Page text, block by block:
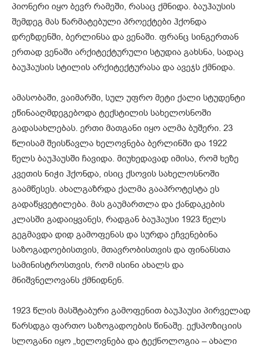
პიონერი იყო ბევრ რამეში, რასაც ქმნიდა. ბაუჰაუსის
შემდეგ მას წარმატებული პროექტები ჰქონდა
დრეზდენში, ბერლინსა და ვენაში. ფრანც სინგერთან
ერთად ვენაში არქიტექტურული სტუდია გახსნა, სადაც
ბაუჰაუსის სტილის არქიტექტურასა და ავეჯს ქმნიდა.
ამასობაში, ვაიმარში, სულ უფრო მეტი ქალი სტუდენტი
ეწინააღმდეგებოდა ტექსტილის სახელოსნოში
გადასახლებას. ერთი მათგანი იყო ალმა ბუშერი. 23
წლისამ შეისწავლა ხელოვნება ბერლინში და 1922
წელს ბაუჰაუსში ჩავიდა. მიუხედავად იმისა, რომ ხეზე
კვეთის ნიჭი ჰქონდა, ისიც ქსოვის სახელოსნოში
გაამწესეს. ახალგაზრდა ქალმა გააპროტესტა ეს
გადაწყვეტილება. მას გაუმართლა და ქანდაკების
კლასში გადაიყვანეს, რადგან ბაუჰაუსი 1923 წელს
გეგმავდა დიდ გამოფენას და სურდა ეჩვენებინა
საზოგადოებისთვის, მთავრობისთვის და ფინანსთა
სამინისტროსთვის, რომ ისინი ახალს და
მნიშვნელოვანს ქმნიდნენ.
1923 წლის მასშტაბური გამოფენით ბაუჰაუსი პირველად
წარსდგა ფართო საზოგადოების წინაშე. ექსპოზიციის
სლოგანი იყო „ხელოვნება და ტექნოლოგია – ახალი